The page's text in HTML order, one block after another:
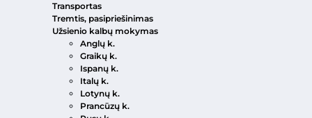
Transportas
Tremtis, pasipriešinimas
Užsienio kalbų mokymas
Anglų k.
Graikų k.
Ispanų k.
Italų k.
Lotynų k.
Prancūzų k.